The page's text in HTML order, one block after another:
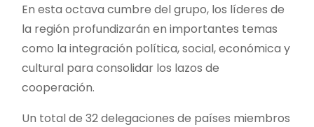
En esta octava cumbre del grupo, los líderes de
la región profundizarán en importantes temas
como la integración política, social, económica y
cultural para consolidar los lazos de
cooperación.
Un total de 32 delegaciones de países miembros